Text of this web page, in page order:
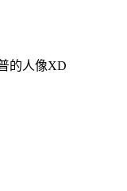
的人像XD